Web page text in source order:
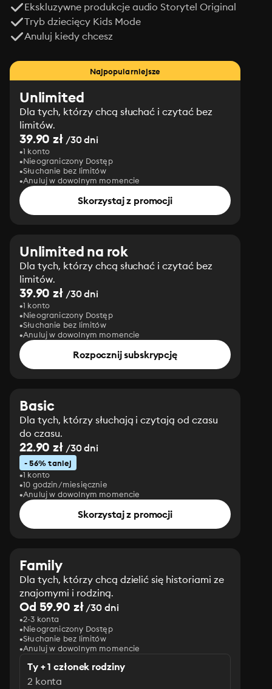
Ekskluzywne produkcje audio Storytel Original
Tryb dziecięcy Kids Mode
Anuluj kiedy chcesz
Najpopularniejsze
Unlimited
Dla tych, którzy chcą słuchać i czytać bez
limitów.
39.90 zł/30 dni
1 konto
Nieograniczony Dostęp
Słuchanie bez limitów
Anuluj w dowolnym momencie
Skorzystaj z promocji
Unlimited na rok
Dla tych, którzy chcą słuchać i czytać bez
limitów.
39.90 zł/30 dni
1 konto
Nieograniczony Dostęp
Słuchanie bez limitów
Anuluj w dowolnym momencie
Rozpocznij subskrypcję
Basic
Dla tych, którzy słuchają i czytają od czasu
do czasu.
22.90 zł/30 dni
- 56% taniej
1 konto
10 godzin/miesięcznie
Anuluj w dowolnym momencie
Skorzystaj z promocji
Family
Dla tych, którzy chcą dzielić się historiami ze
znajomymi i rodziną.
Od 59.90 zł/30 dni
2-3 konta
Nieograniczony Dostęp
Słuchanie bez limitów
Anuluj w dowolnym momencie
Ty + 1 członek rodziny
2 konta